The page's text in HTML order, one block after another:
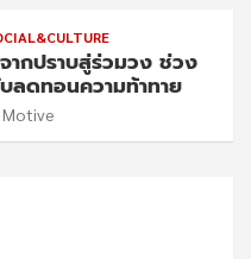
ากปราบสู่ร่วมวง ช่วง
ลดทอนความท้าทาย
Motive